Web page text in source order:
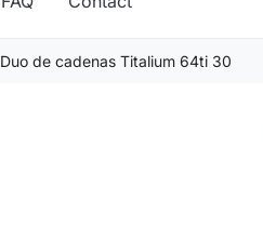
Duo de cadenas Titalium 64ti 30